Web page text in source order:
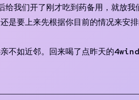
我们开了刚才吃到药备用，就放
要上来先根据你目前的情况来安
不如近邻。回来喝了点昨天的